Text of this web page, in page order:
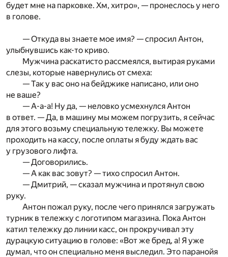
будет мне на парковке. Хм, хитро», — пронеслось у него
в голове.
— Откуда вы знаете мое имя? — спросил Антон,
улыбнувшись как-то криво.
Мужчина раскатисто рассмеялся, вытирая руками
слезы, которые навернулись от смеха:
— Так у вас оно на бейджике написано, или оно
не ваше?
— А-а-а! Ну да, — неловко усмехнулся Антон
в ответ. — Да, в машину мы можем погрузить, я сейчас
для этого возьму специальную тележку. Вы можете
проходить на кассу, после оплаты я буду ждать вас
у грузового лифта.
— Договорились.
— А как вас зовут? — тихо спросил Антон.
— Дмитрий, — сказал мужчина и протянул свою
руку.
Антон пожал руку, после чего принялся загружать
турник в тележку с логотипом магазина. Пока Антон
катил тележку до линии касс, он прокручивал эту
дурацкую ситуацию в голове: «Вот же бред, а! Я уже
думал, что он специально меня выследил. Это паранойя